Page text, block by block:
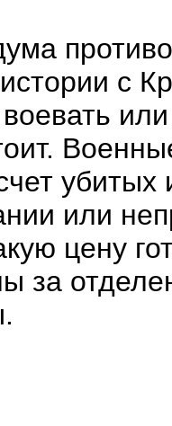
с
или
цену
за